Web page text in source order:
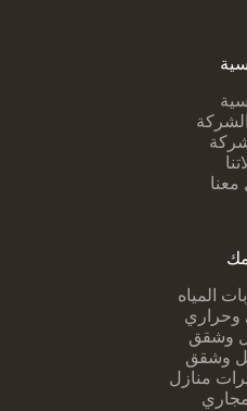
ا لمياه
وحراري
وشقق
وشقق
منازل